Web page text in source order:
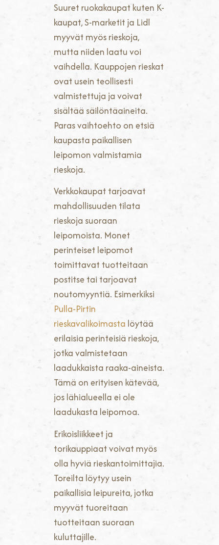
Suuret ruokakaupat kuten K-
kaupat, S-marketit ja Lidl
myyvät myös rieskoja,
mutta niiden laatu voi
vaihdella. Kauppojen rieskat
ovat usein teollisesti
valmistettuja ja voivat
sisältää säilöntäaineita.
Paras vaihtoehto on etsiä
kaupasta paikallisen
leipomon valmistamia
rieskoja.
Verkkokaupat tarjoavat
mahdollisuuden tilata
rieskoja suoraan
leipomoista. Monet
perinteiset leipomot
toimittavat tuotteitaan
postitse tai tarjoavat
noutomyyntiä. Esimerkiksi
Pulla-Pirtin
rieskavalikoimasta löytää
erilaisia perinteisiä rieskoja,
jotka valmistetaan
laadukkaista raaka-aineista.
Tämä on erityisen kätevää,
jos lähialueella ei ole
laadukasta leipomoa.
Erikoisliikkeet ja
torikauppiaat voivat myös
olla hyviä rieskantoimittajia.
Toreilta löytyy usein
paikallisia leipureita, jotka
myyvät tuoreitaan
tuotteitaan suoraan
kuluttajille.